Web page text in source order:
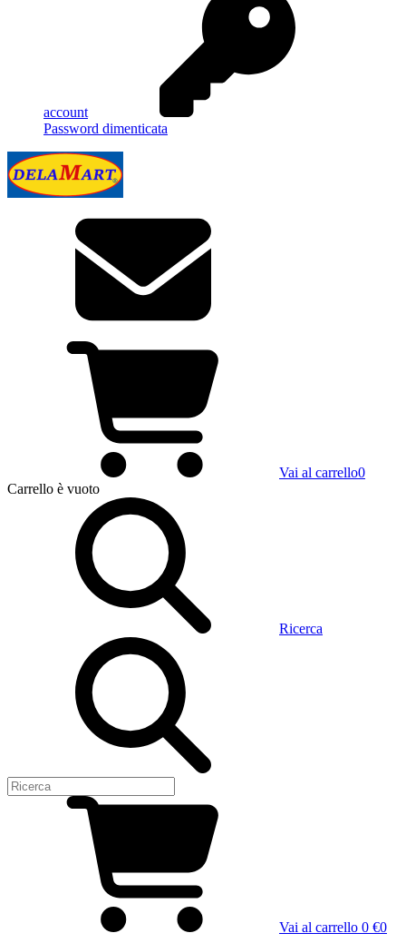
account
Password dimenticata
Vai al carrello0
Carrello è vuoto
Ricerca
Vai al carrello 0 €0